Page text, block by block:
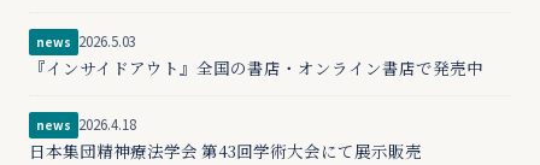
news 2026.5.03
『インサイドアウト』全国の書店・オンライン書店で発売中
news 2026.4.18
日本集団精神療法学会 第43回学術大会にて展示販売